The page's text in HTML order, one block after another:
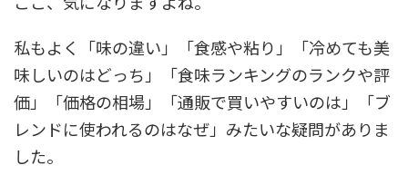
私もよく「味の違い」「食感や粘り」「冷めても美
味しいのはどっち」「食味ランキングのランクや評
価」「価格の相場」「通販で買いやすいのは」「ブ
レンドに使われるのはなぜ」みたいな疑問がありま
した。